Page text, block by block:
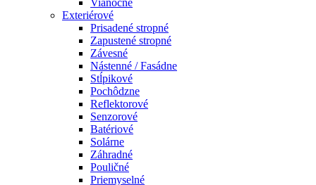
Vianočné
Exteriérové
Prisadené stropné
Zapustené stropné
Závesné
Nástenné / Fasádne
Stĺpikové
Pochôdzne
Reflektorové
Senzorové
Batériové
Solárne
Záhradné
Pouličné
Priemyselné